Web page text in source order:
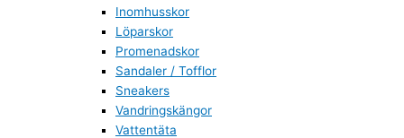
Inomhusskor
Löparskor
Promenadskor
Sandaler / Tofflor
Sneakers
Vandringskängor
Vattentäta